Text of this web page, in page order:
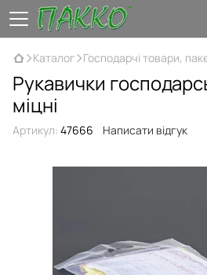
Каталог Господарчі товари,
Рукавички
міцні
Артикул: 47666 Написати відгук